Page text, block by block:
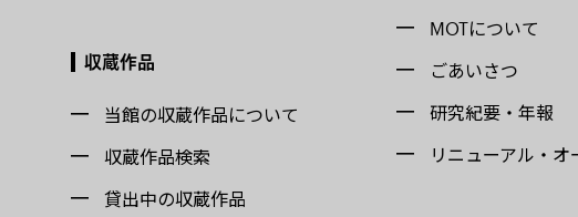
収蔵作品
当館の収蔵作品について
収蔵作品検索
貸出中の収蔵作品
MOTについて
ごあいさつ
研究紀要・年報
リニューアル・オ